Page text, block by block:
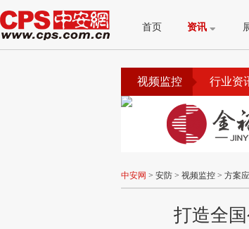
首页 资讯
视频监控 行业资
产品专题 品牌
中安网 > 安防 > 视频监控 > 方案
打造全